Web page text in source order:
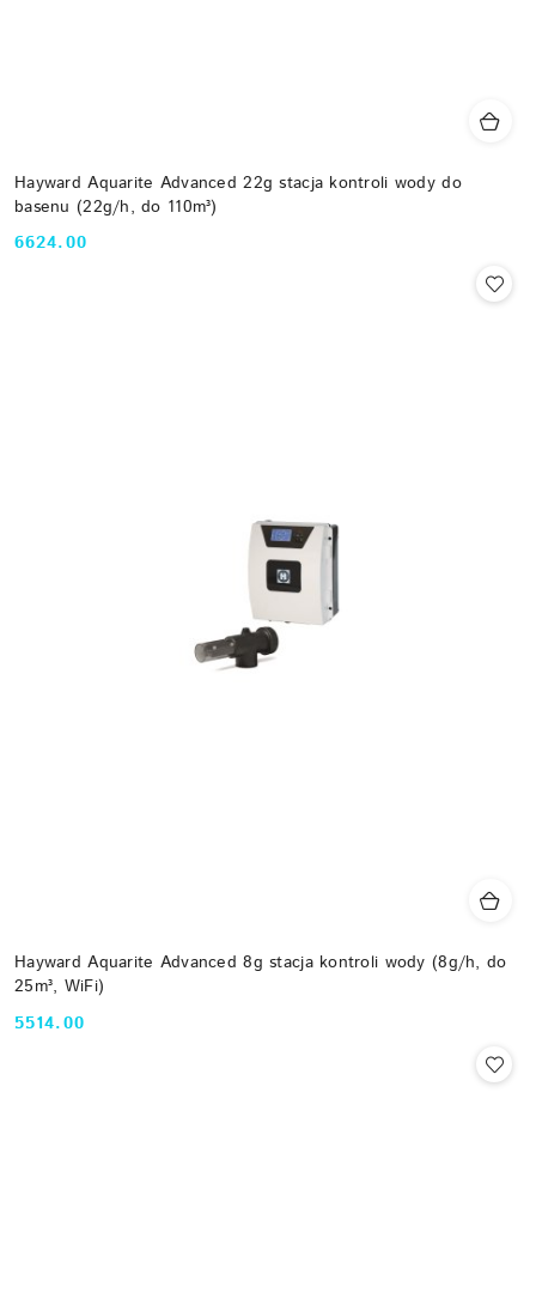
Hayward Aquarite Advanced 22g stacja kontroli wody do
basenu (22g/h, do 110m³)
Cena:
6624.00
Hayward Aquarite Advanced 8g stacja kontroli wody (8g/h, do
25m³, WiFi)
Cena:
5514.00